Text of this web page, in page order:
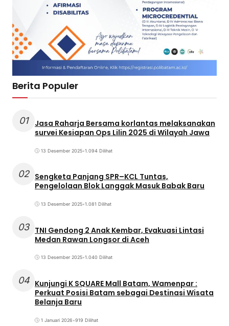
Berita Populer
01
Jasa Raharja Bersama korlantas melaksanakan
survei Kesiapan Ops Lilin 2025 di Wilayah Jawa
13 Desember 2025•1.094 Dilihat
02 Sengketa Panjang SPR–KCL Tuntas,
Pengelolaan Blok Langgak Masuk Babak Baru
13 Desember 2025•1.081 Dilihat
03 TNI Gendong 2 Anak Kembar, Evakuasi Lintasi
Medan Rawan Longsor di Aceh
13 Desember 2025•1.040 Dilihat
04 Kunjungi K SQUARE Mall Batam, Wamenpar :
Perkuat Posisi Batam sebagai Destinasi Wisata
Belanja Baru
1 Januari 2026•919 Dilihat